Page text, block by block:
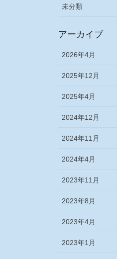
未分類
アーカイブ
2026年4月
2025年12月
2025年4月
2024年12月
2024年11月
2024年4月
2023年11月
2023年8月
2023年4月
2023年1月